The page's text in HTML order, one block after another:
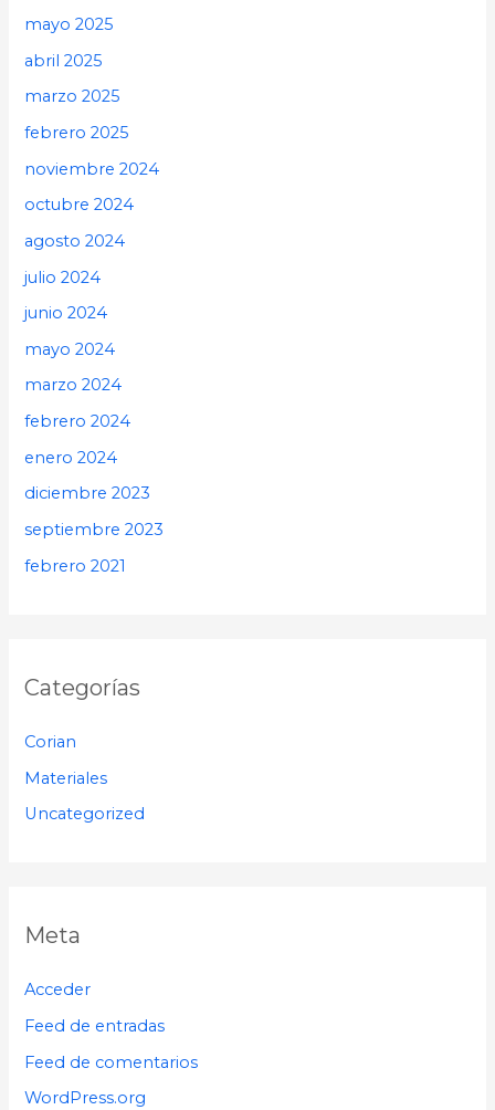
mayo 2025
abril 2025
marzo 2025
febrero 2025
noviembre 2024
octubre 2024
agosto 2024
julio 2024
junio 2024
mayo 2024
marzo 2024
febrero 2024
enero 2024
diciembre 2023
septiembre 2023
febrero 2021
Categorías
Corian
Materiales
Uncategorized
Meta
Acceder
Feed de entradas
Feed de comentarios
WordPress.org